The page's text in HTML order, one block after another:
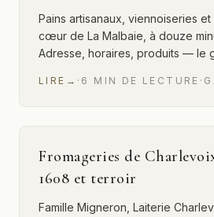
Pains artisanaux, viennoiseries
cœur de La Malbaie, à douze
Adresse, horaires, produits — le
LIRE → · 6 MIN DE LECTURE ·
Fromageries de
1608 et terroir
Famille Migneron, Laiterie